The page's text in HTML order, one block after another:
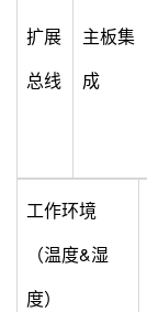
扩展
总线
主板集
成
工作环境
（温度&湿
度）